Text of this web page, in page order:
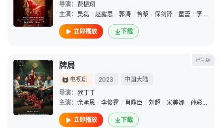
导演： 费振翔
主演： 吴磊 / 赵露思 / 郭涛 / 曾黎 / 保剑锋 / 童蕾 / 李昀锐
立即播放 下载
已完结
牌局
电视剧 2023
中国大陆
导演： 欧丁丁
主演： 余承恩 / 李俊霆 / 肖鼎臣 / 刘超 / 宋美娜 / 孙彩纶
立即播放 下载